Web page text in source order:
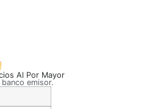
Al Por Mayor
emisor.